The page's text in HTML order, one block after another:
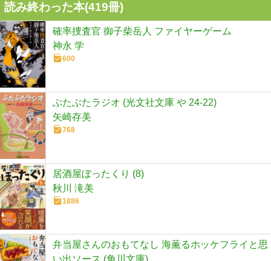
読み終わった本(419冊)
確率捜査官 御子柴岳人 ファイヤーゲーム
神永 学
600
ぶたぶたラジオ (光文社文庫 や 24-22)
矢崎存美
768
居酒屋ぼったくり (8)
秋川 滝美
1886
弁当屋さんのおもてなし 海薫るホッケフライと思